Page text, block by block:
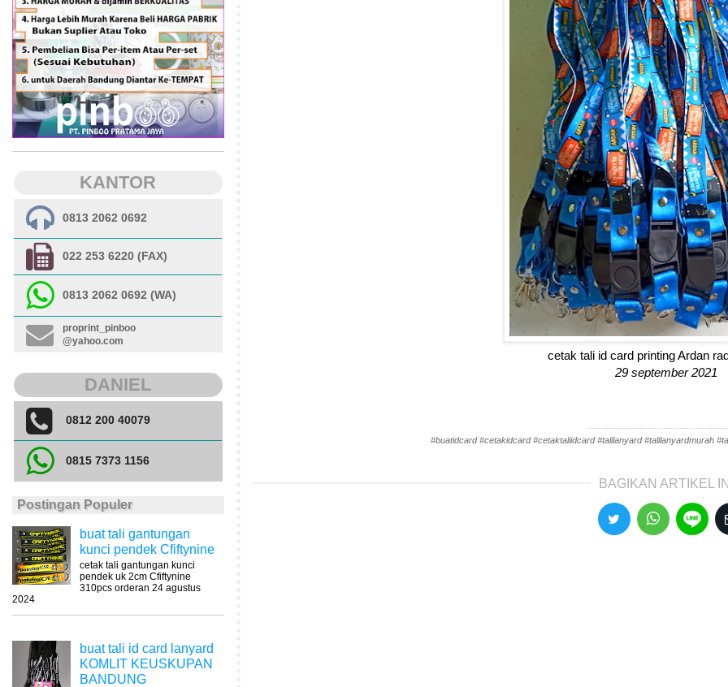
KANTOR
0813 2062 0692
022 253 6220 (FAX)
0813 2062 0692 (WA)
proprint_pinboo
@yahoo.com
DANIEL
0812 200 40079
0815 7373 1156
Postingan Populer
buat tali gantungan
kunci pendek Cfiftynine
cetak tali gantungan kunci
pendek uk 2cm Cfiftynine
310pcs orderan 24 agustus
2024
buat tali id card lanyard
KOMLIT KEUSKUPAN
BANDUNG
cetak tali id card printing Ardan
29 september 2021
#buatidcard #cetakidcard #cetaktaliidcard #talilanyard #talilanyardmurah
BAGIKAN ARTIKEL INI